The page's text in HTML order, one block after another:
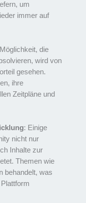
um
immer auf
die
wird von
gesehen.
ihre
Zeitpläne und
: Einige
nicht nur
Inhalte zur
Themen wie
behandelt, was